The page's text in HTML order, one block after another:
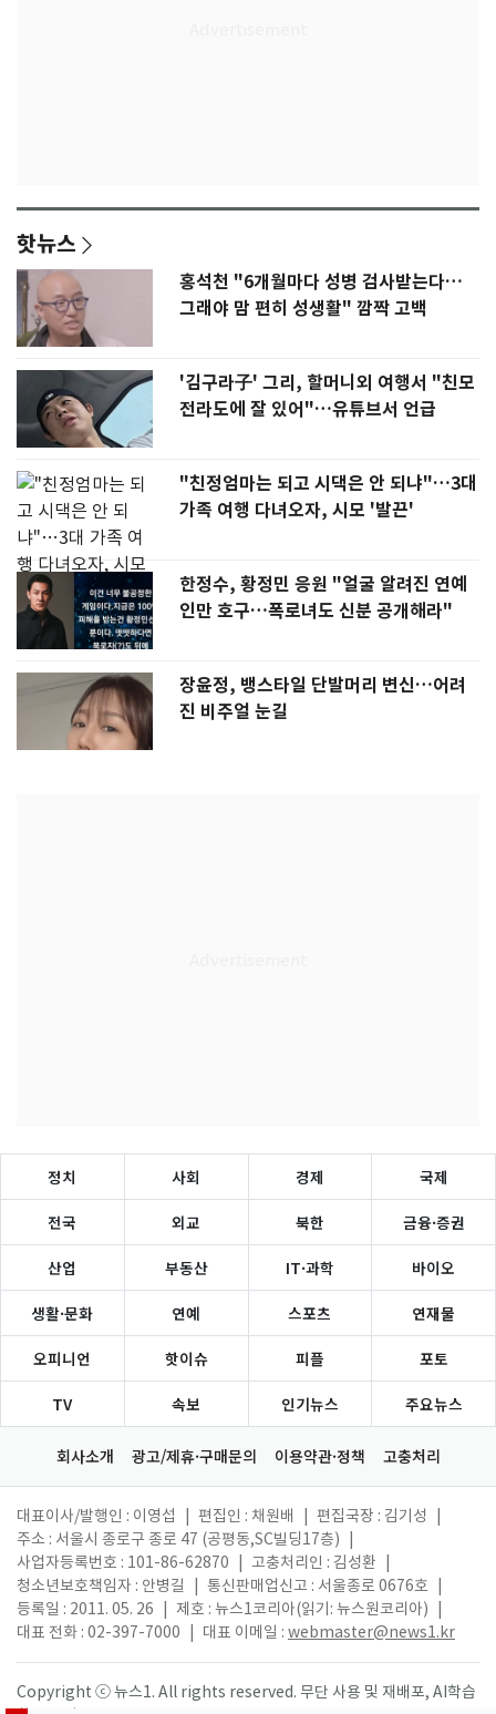
핫뉴스
홍석천 "6개월마다 성병 검사받는다…
그래야 맘 편히 성생활" 깜짝 고백
'김구라子' 그리, 할머니외 여행서 "친모
전라도에 잘 있어"…유튜브서 언급
"친정엄마는 되고 시댁은 안 되냐"…3대
가족 여행 다녀오자, 시모 '발끈'
한정수, 황정민 응원 "얼굴 알려진 연예
인만 호구…폭로녀도 신분 공개해라"
장윤정, 뱅스타일 단발머리 변신…어려
진 비주얼 눈길
정치 사회 경제 국제
전국 외교 북한 금융·증권
산업 부동산 IT·과학 바이오
생활·문화 연예 스포츠 연재물
오피니언 핫이슈 피플 포토
TV 속보 인기뉴스 주요뉴스
회사소개 광고/제휴·구매문의 이용약관·정책 고충처리
대표이사/발행인 : 이영섭 편집인 : 채원배 편집국장 : 김기성
주소 : 서울시 종로구 종로 47 (공평동,SC빌딩17층)
사업자등록번호 : 101-86-62870
고충처리인 : 김성환
청소년보호책임자 : 안병길
통신판매업신고 : 서울종로 0676호
등록일 : 2011. 05. 26
제호 : 뉴스1코리아(읽기: 뉴스원코리아)
대표 전화 : 02-397-7000
대표 이메일 : webmaster@news1.kr
Copyright ⓒ 뉴스1. All rights reserved. 무단 사용 및 재배포, AI학습